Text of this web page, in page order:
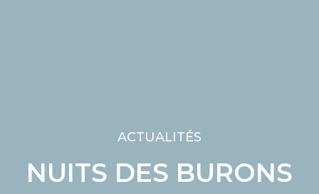
ACTUALITÉS
NUITS DES BURONS